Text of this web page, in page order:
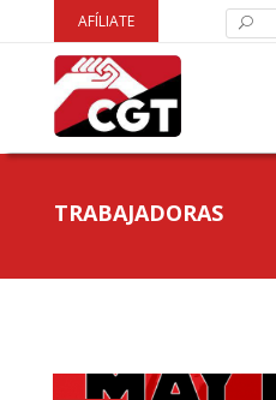
AFÍLIATE
TRABAJADORAS